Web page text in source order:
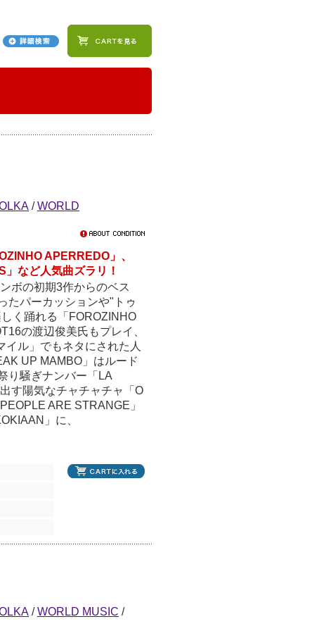
/ WORLD
APERREDO」、
など人気曲ズラリ！
ボの初期3作からのベス
たパーカッションや"トゥ
く踊れる「FOROZINHO
の渡辺俊美氏もプレイ、
ル」でもネタにされた人
UP MAMBO」はルード
り騒ぎナンバー「LA
す陽気なチャチャチャ「O
ARE STRANGE」
」に、
/ WORLD MUSIC /